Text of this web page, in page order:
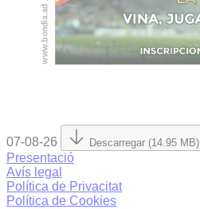
07-08-26 Descarregar (14.95 MB)
Presentació
Avís legal
Política de Privacitat
Política de Cookies